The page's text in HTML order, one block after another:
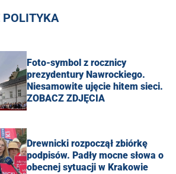
POLITYKA
Foto-symbol z rocznicy
prezydentury Nawrockiego.
Niesamowite ujęcie hitem sieci.
ZOBACZ ZDJĘCIA
Drewnicki rozpoczął zbiórkę
podpisów. Padły mocne słowa o
obecnej sytuacji w Krakowie